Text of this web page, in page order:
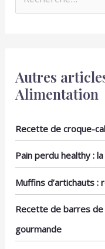
Autres
Alimentation
Recette de croque-
Pain perdu healthy :
Muffins d’artichauts
Recette de barres
gourmande